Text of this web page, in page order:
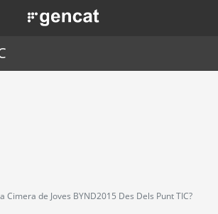
Pasar
al
. Obre en una nova finestra.
Cimera de Joves BYND2015 Des Dels Punt TIC?